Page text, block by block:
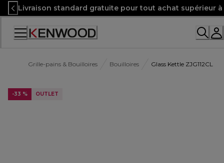
Skip
to
Content
Livraison standard gratuite pour tout achat supérieur
Accessibility
Grille-pains & Bouilloires Bouilloires Glass Kettle ZJG112CL
-33 % OUTLET